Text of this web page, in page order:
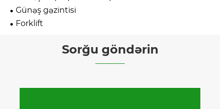
Günəş gəzintisi
Forklift
Sorğu göndərin